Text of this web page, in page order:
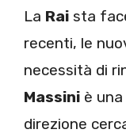
La Rai sta
recenti, le
necessità di
Massini è
direzione